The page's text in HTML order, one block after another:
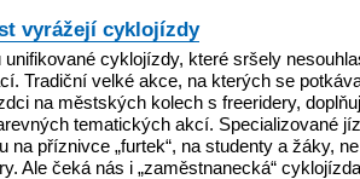
vyrážejí cyklojízdy
unifikované cyklojízdy, které sršely
Tradiční velké akce, na kterých se
na městských kolech s freeridery,
tematických akcí. Specializované
na příznivce „furtek“, na studenty a žáky,
Ale čeká nás i „zaměstnanecká“